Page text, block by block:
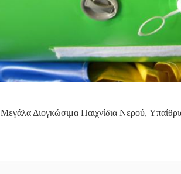
Μεγάλα Διογκώσιμα Παιχνίδια Νερού,